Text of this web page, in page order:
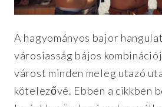
A hagyományos bajor
városiasság bájos
várost minden meleg utazó
kötelezővé. Ebben a cikkben